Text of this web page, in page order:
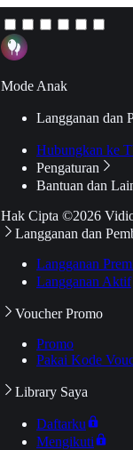
Mode Anak
Langganan dan
Hubungkan ke
Pengaturan
Bantuan dan
Hak Cipta ©2026
Langganan dan
Langganan
Langganan Aktif
Voucher Promo
Promo
Pakai Kode
Library Saya
Daftarku
Mengikuti